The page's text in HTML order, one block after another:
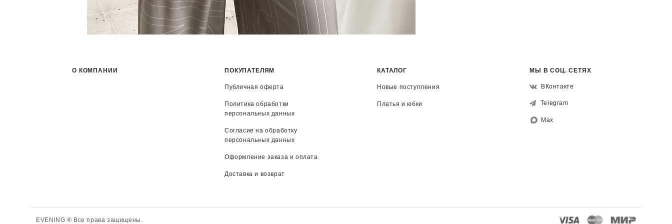
О КОМПАНИИ ПОКУПАТЕЛЯМ
Публичная оферта
Политика обработки
персональных данных
Согласие на обработку
персональных данных
Оформление заказа и оплата
Доставка и возврат
КАТАЛОГ
Новые поступления
Платья и юбки
МЫ В СОЦ. СЕТЯХ
ВКонтакте
Telegram
Max
EVENING ® Все права защищены.